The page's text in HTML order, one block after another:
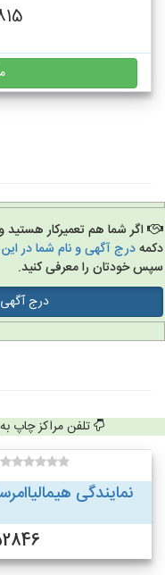
اگر شما هم تعمیرکار هستید و
درج آگهی و نام شما در این
خودتان را معرفی کنید.
درج آگهی
تلفن مراکز چاپ به
نمایندگی